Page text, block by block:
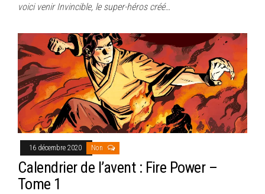
voici venir Invincible, le super-héros créé…
16 décembre 2020 Non
Calendrier de l’avent : Fire Power –
Tome 1